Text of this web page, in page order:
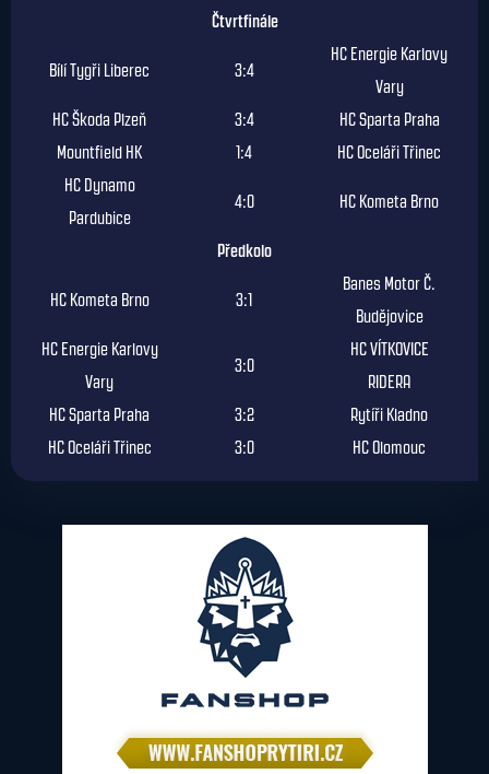
Čtvrtfinále
Bílí Tygři Liberec 3:4
HC Energie Karlovy
Vary
HC Škoda Plzeň
3:4
HC Sparta Praha
Mountfield HK
1:4
HC Oceláři Třinec
HC Dynamo
Pardubice
4:0 HC Kometa Brno
Předkolo
HC Kometa Brno 3:1
Banes Motor Č.
Budějovice
HC Energie Karlovy
Vary
3:0
HC VÍTKOVICE
RIDERA
HC Sparta Praha
3:2
Rytíři Kladno
HC Oceláři Třinec
3:0 HC Olomouc